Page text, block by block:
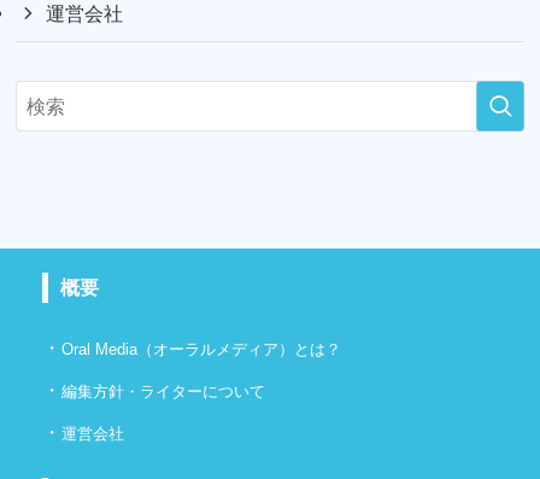
運営会社
概要
・ Oral Media（オーラルメディア）とは？
・ 編集方針・ライターについて
・ 運営会社